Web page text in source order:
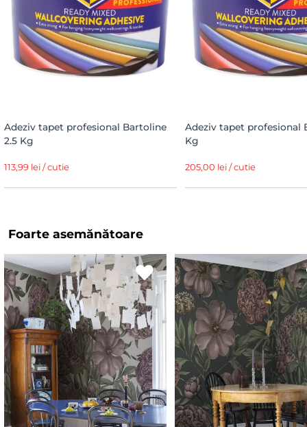
Adeziv tapet profesional Bartoline
2.5 Kg
113,99 lei / cutie
Adeziv tapet profesional
Kg
205,00 lei / cutie
Foarte asemănătoare